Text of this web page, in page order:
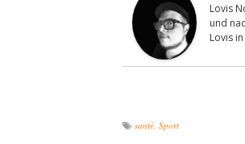
Lovis
und
Lovis
santé Sport